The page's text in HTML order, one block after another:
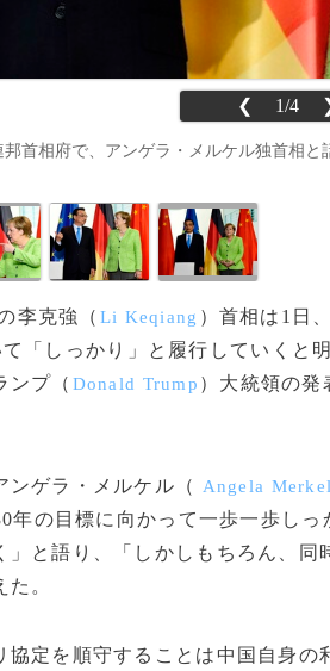
❮ 1/4
首相府で、アンゲラ・メルケル独首相と
李克強（ Li Keqiang ）首相は1日
「しっかり」と履行していくと
ンプ（ Donald Trump ）大統領の発
ゲラ・メルケル（ Angela Merkel
年の目標に向かって一歩一歩し
」と語り、「しかしもちろん、
。
定を順守することは中国自身の